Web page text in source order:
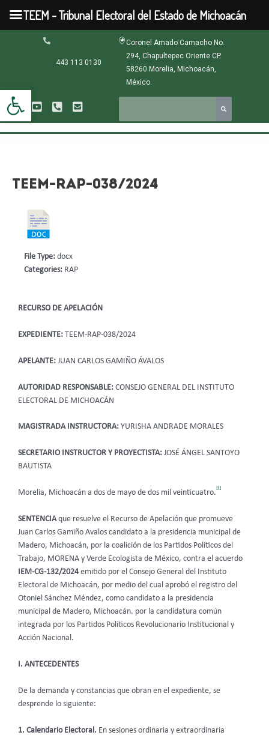
Abrir barra de herramientas
contenido
443 113 0130
Coronel Amado Camacho No.
294, Chapultepec Oriente CP.
58260 Morelia, Michoacán,
México.
TEEM-RAP-038/2024
RECURSO DE APELACIÓN
EXPEDIENTE: TEEM-RAP-038/2024
APELANTE: JUAN CARLOS GAMIÑO ÁVALOS
AUTORIDAD RESPONSABLE: CONSEJO GENERAL DEL INSTITUTO
ELECTORAL DE MICHOACÁN
MAGISTRADA INSTRUCTORA: YURISHA ANDRADE MORALES
SECRETARIO INSTRUCTOR Y PROYECTISTA: JOSÉ ÁNGEL SANTOYO
BAUTISTA
Morelia, Michoacán a dos de mayo de dos mil veinticuatro.
[1]
SENTENCIAque resuelve el Recurso de Apelación que promueve
Juan Carlos Gamiño Avalos candidato a la presidencia municipal de
Madero, Michoacán, por la coalición de los Partidos Políticos del
Trabajo, MORENA y Verde Ecologista de México, contra el acuerdo
IEM-CG-132/2024emitido por el Consejo General del Instituto
Electoral de Michoacán, por medio del cual aprobó el registro del
Otoniel Sánchez Méndez, como candidato a la presidencia
municipal de Madero, Michoacán. por la candidatura común
integrada por los Partidos Políticos Revolucionario Institucional y
Acción Nacional.
I. ANTECEDENTES
De la demanda y constancias que obran en el expediente, se
desprende lo siguiente:
1. Calendario Electoral. En sesiones ordinaria y extraordinaria
File Type: docx
Categories: RAP
TEEM - Tribunal Electoral del Estado de Michoacán